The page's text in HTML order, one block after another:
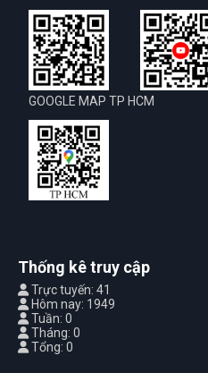
GOOGLE MAP TP HCM
Thống kê truy cập
Trực tuyến: 41
Hôm nay: 1949
Tuần: 0
Tháng: 0
Tổng: 0